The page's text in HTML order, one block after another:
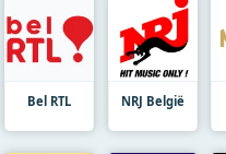
Bel RTL NRJ België